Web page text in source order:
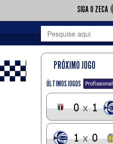
SIGA O ZECA
PRÓXIMO JOGO
ÚLTIMOS JOGOS Profissional
0 x 1
1 x 0